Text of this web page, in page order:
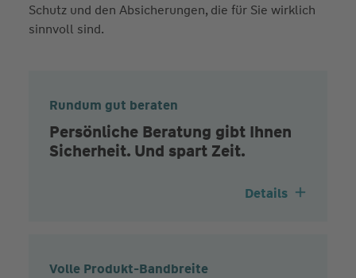
Schutz und den Absicherungen, die für Sie wirklich
sinnvoll sind.
Rundum gut beraten
Persönliche Beratung gibt Ihnen
Sicherheit. Und spart Zeit.
Details
Volle Produkt-Bandbreite